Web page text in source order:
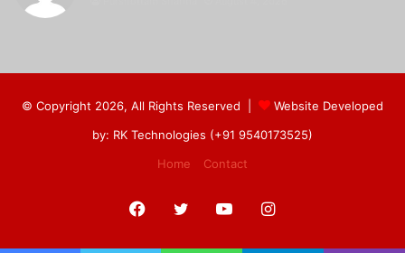
© Copyright 2026, All Rights Reserved |
Website Developed
by: RK Technologies (+91 9540173525)
Home
Contact
Facebook
Twitter YouTubeInstagram